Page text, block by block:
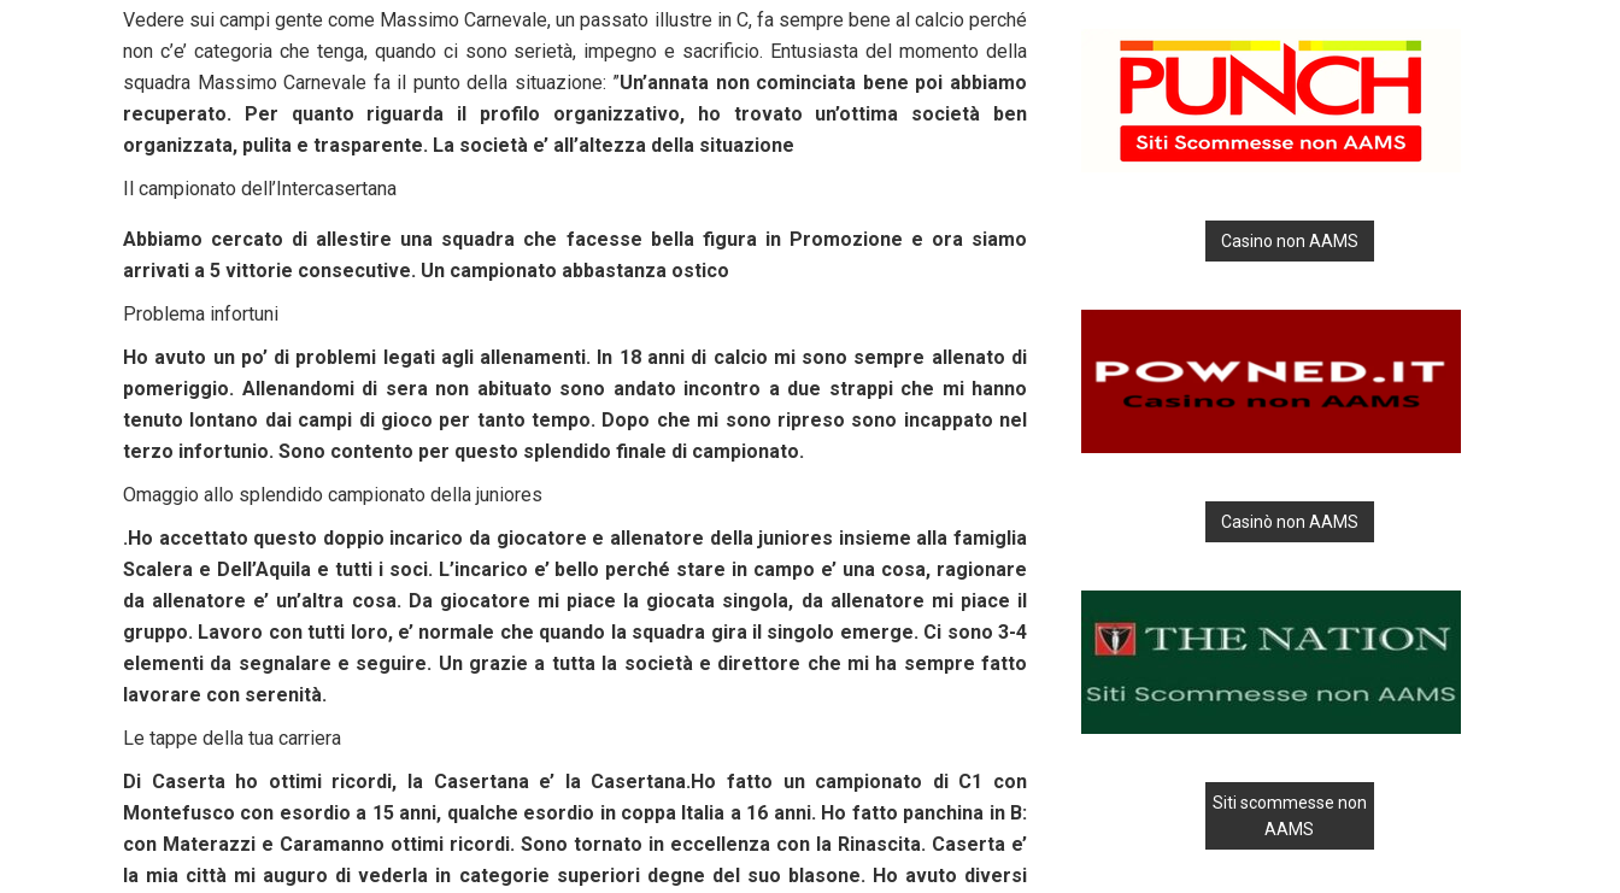
Vedere sui campi gente come Massimo Carnevale, un passato illustre in C, fa sempre bene al calcio perché
non c’e’ categoria che tenga, quando ci sono serietà, impegno e sacrificio. Entusiasta del momento della
squadra Massimo Carnevale fa il punto della situazione: ”Un’annata non cominciata bene poi abbiamo
recuperato. Per quanto riguarda il profilo organizzativo, ho trovato un’ottima società ben
organizzata, pulita e trasparente. La società e’ all’altezza della situazione
Il campionato dell’Intercasertana
Abbiamo cercato di allestire una squadra che facesse bella figura in Promozione e ora siamo
arrivati a 5 vittorie consecutive. Un campionato abbastanza ostico
Problema infortuni
Ho avuto un po’ di problemi legati agli allenamenti. In 18 anni di calcio mi sono sempre allenato di
pomeriggio. Allenandomi di sera non abituato sono andato incontro a due strappi che mi hanno
tenuto lontano dai campi di gioco per tanto tempo. Dopo che mi sono ripreso sono incappato nel
terzo infortunio. Sono contento per questo splendido finale di campionato.
Omaggio allo splendido campionato della juniores
.Ho accettato questo doppio incarico da giocatore e allenatore della juniores insieme alla famiglia
Scalera e Dell’Aquila e tutti i soci. L’incarico e’ bello perché stare in campo e’ una cosa, ragionare
da allenatore e’ un’altra cosa. Da giocatore mi piace la giocata singola, da allenatore mi piace il
gruppo. Lavoro con tutti loro, e’ normale che quando la squadra gira il singolo emerge. Ci sono 3-4
elementi da segnalare e seguire. Un grazie a tutta la società e direttore che mi ha sempre fatto
lavorare con serenità.
Le tappe della tua carriera
Di Caserta ho ottimi ricordi, la Casertana e’ la Casertana.Ho fatto un campionato di C1 con
Montefusco con esordio a 15 anni, qualche esordio in coppa Italia a 16 anni. Ho fatto panchina in B:
con Materazzi e Caramanno ottimi ricordi. Sono tornato in eccellenza con la Rinascita. Caserta e’
la mia città mi auguro di vederla in categorie superiori degne del suo blasone. Ho avuto diversi
Casino non AAMS
Casinò non AAMS
Siti scommesse non
AAMS